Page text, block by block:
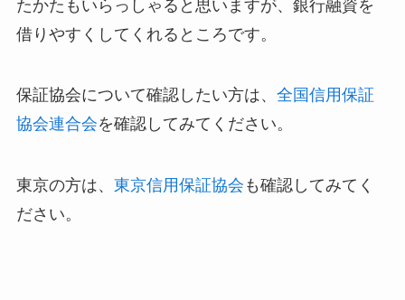
たかたもいらっしゃると思いますが、銀行融資を
借りやすくしてくれるところです。
保証協会について確認したい方は、 全国信用保証
協会連合会を確認してみてください。
東京の方は、 東京信用保証協会 も確認してみてく
ださい。